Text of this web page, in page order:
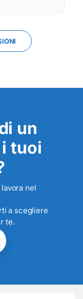
un
tuoi
nel
a scegliere
te.